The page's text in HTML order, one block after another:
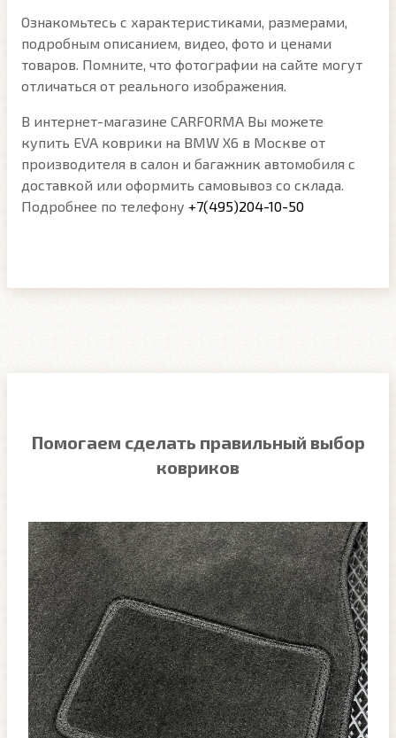
Ознакомьтесь с характеристиками, размерами,
подробным описанием, видео, фото и ценами
товаров. Помните, что фотографии на сайте могут
отличаться от реального изображения.
В интернет-магазине CARFORMA Вы можете
купить EVA коврики на BMW X6 в Москве от
производителя в салон и багажник автомобиля с
доставкой или оформить самовывоз со склада.
Подробнее по телефону +7(495)204-10-50
Помогаем сделать правильный выбор
ковриков